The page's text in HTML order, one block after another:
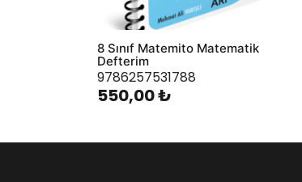
8 Sınıf Matemito Matematik
Defterim
9786257531788
550,00 ₺